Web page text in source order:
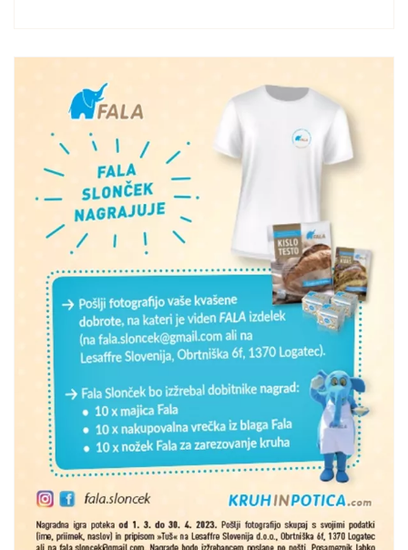
ob kvasu Fala (hladilniki), kislem testu Fala
in suhem kvasu Fala (suhi izdelki za peko).
Nagradna igra poteka od 7. 3. do 7. 4.
2023.&l